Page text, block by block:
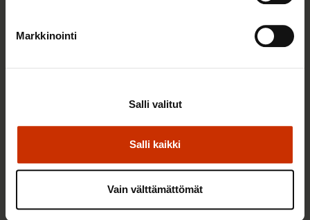
Markkinointi
Salli kaikki
Salli valitut
Vain välttämättömät
3.6.2026 13:34
TASA-ARVO JA YHDENVERTAISUUS